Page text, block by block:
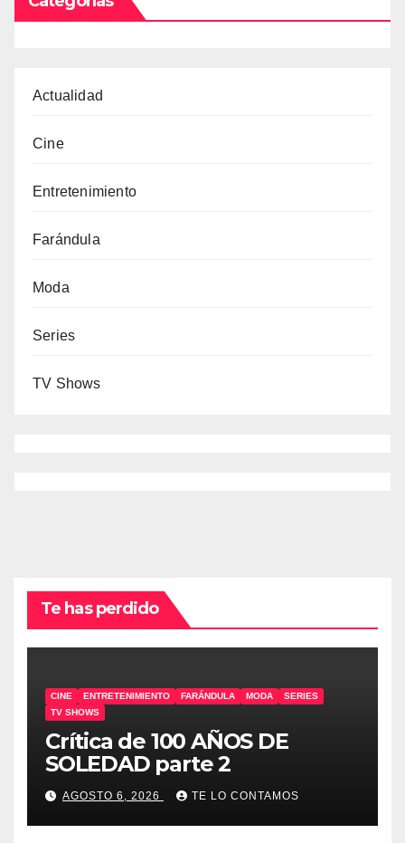
Actualidad
Cine
Entretenimiento
Farándula
Moda
Series
TV Shows
Te has perdido
CINE ENTRETENIMIENTO FARÁNDULA MODA
SERIES
TV SHOWS
Crítica de 100 AÑOS DE
SOLEDAD parte 2
AGOSTO 6, 2026 TE LO CONTAMOS